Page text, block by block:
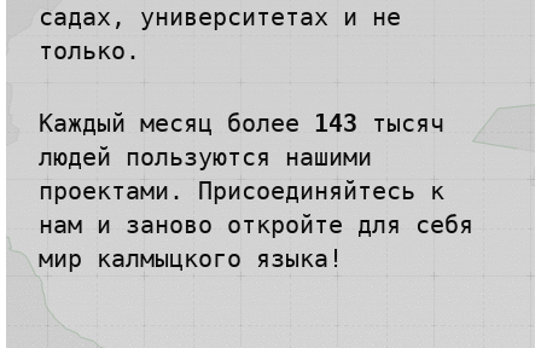
садах, университетах и не
только.
Каждый месяц более 143 тысяч
людей пользуются нашими
проектами.
Присоединяйтесь к
нам и заново откройте для себя
мир калмыцкого языка!